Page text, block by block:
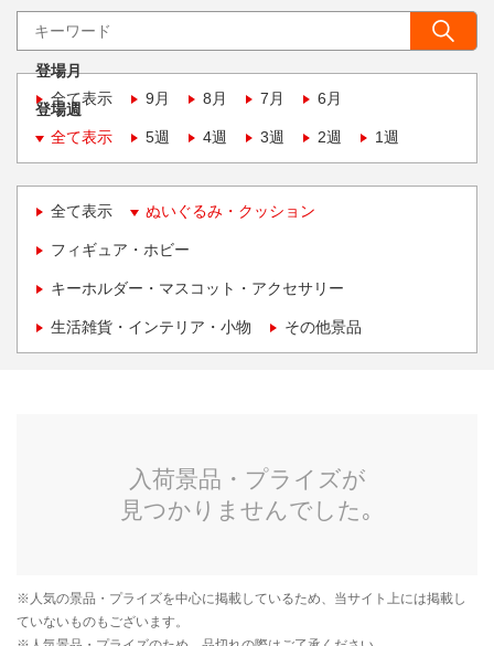
登場月
全て表示
9月 8月 7月 6月
登場週
全て表示
5週 4週 3週 2週 1週
全て表示 ぬいぐるみ・クッション
フィギュア・ホビー
キーホルダー・マスコット・アクセサリー
生活雑貨・インテリア・小物 その他景品